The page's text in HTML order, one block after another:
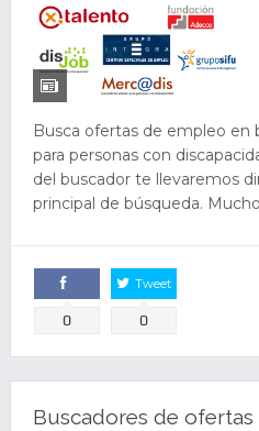
Busca ofertas de empleo en
para personas con
del buscador te llevaremos
principal de búsqueda.
Comparte
0
Tweet
0
Buscadores de